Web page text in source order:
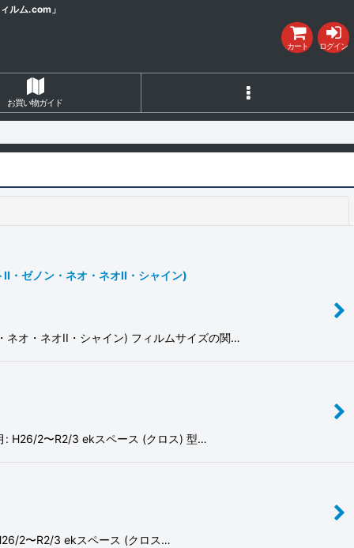
ルム.com」
カート ログイン
お買い物ガイド
・ゼノン・ネオ・ネオII・シャイン)
ネオ・ネオII・シャイン) フィルムサイズの関…
: H26/2〜R2/3 ekスペース (クロス) 型…
2〜R2/3 ekスペース (クロス…